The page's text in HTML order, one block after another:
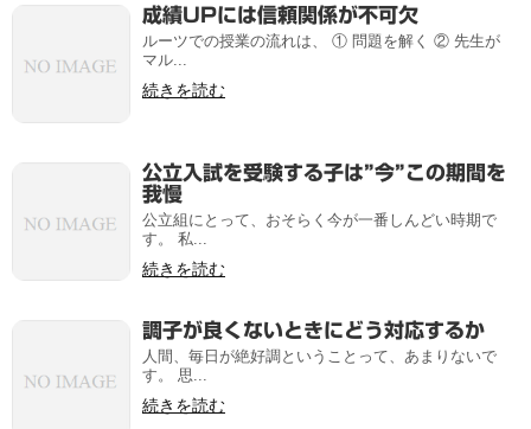
成績UPには信頼関係が不可欠
ルーツでの授業の流れは、 ① 問題を解く ② 先生が
マル...
続きを読む
公立入試を受験する子は”今”この期間を
我慢
公立組にとって、おそらく今が一番しんどい時期で
す。 私...
続きを読む
調子が良くないときにどう対応するか
人間、毎日が絶好調ということって、あまりないで
す。 思...
続きを読む